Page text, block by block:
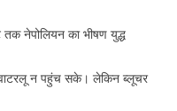
नेपोलियन का भीषण युद्ध
न पहुंच सके। लेकिन ब्लूचर